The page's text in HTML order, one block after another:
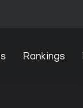
Rankings